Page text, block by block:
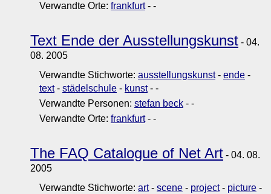
Verwandte Orte: frankfurt- -
Text Ende der Ausstellungskunst - 04.
08. 2005
Verwandte Stichworte: ausstellungskunst- ende -
text- städelschule - kunst- -
Verwandte Personen: stefan beck - -
Verwandte Orte: frankfurt- -
The FAQ Catalogue of Net Art - 04. 08.
2005
Verwandte Stichworte: art- scene - project- picture -